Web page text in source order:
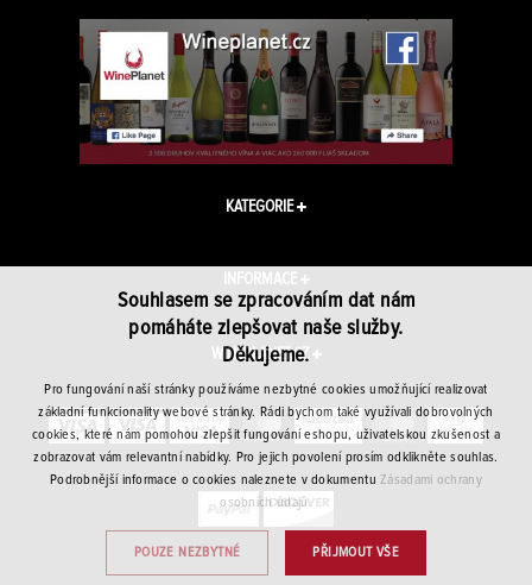
KATEGORIE
INFORMACE
WINEPLANET.CZ
Souhlasem se zpracováním dat nám
pomáháte zlepšovat naše služby.
Děkujeme.
Pro fungování naší stránky používáme nezbytné cookies umožňující realizovat
základní funkcionality webové stránky. Rádi bychom také využívali dobrovolných
cookies, které nám pomohou zlepšit fungování eshopu, uživatelskou zkušenost a
zobrazovat vám relevantní nabídky. Pro jejich povolení prosím odklikněte souhlas.
Podrobnější informace o cookies naleznete v dokumentuZásadami ochrany
osobních údajů.
PŘIJMOUT VŠE
POUZE NEZBYTNÉ